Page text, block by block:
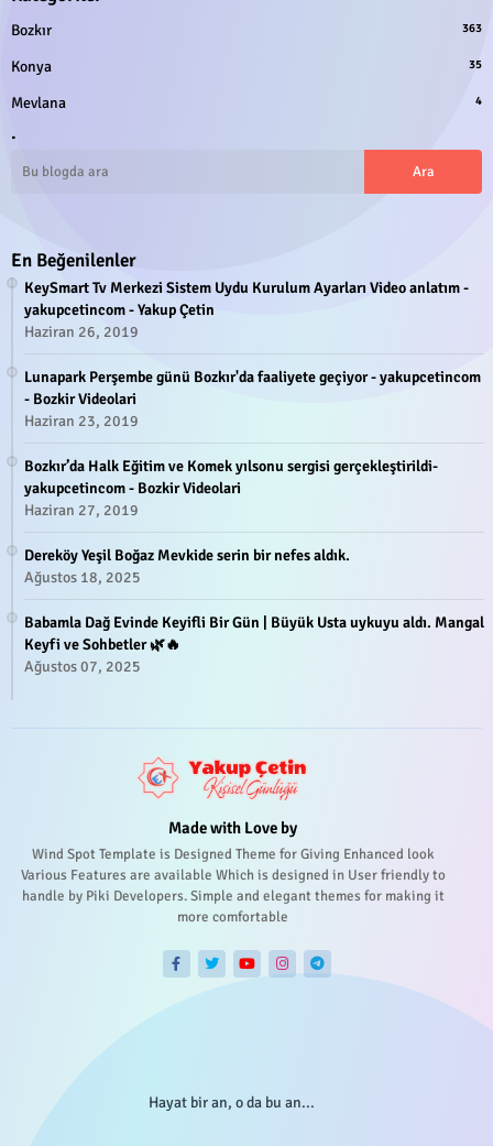
Bozkır 363
Konya 35
Mevlana 4
.
En Beğenilenler
KeySmart Tv Merkezi Sistem Uydu Kurulum Ayarları Video anlatım -
yakupcetincom - Yakup Çetin
Haziran 26, 2019
Lunapark Perşembe günü Bozkır'da faaliyete geçiyor - yakupcetincom
- Bozkir Videolari
Haziran 23, 2019
Bozkır’da Halk Eğitim ve Komek yılsonu sergisi gerçekleştirildi-
yakupcetincom - Bozkir Videolari
Haziran 27, 2019
Dereköy Yeşil Boğaz Mevkide serin bir nefes aldık.
Ağustos 18, 2025
Babamla Dağ Evinde Keyifli Bir Gün | Büyük Usta uykuyu aldı. Mangal
Keyfi ve Sohbetler 🌿🔥
Ağustos 07, 2025
Made with Love by
Wind Spot Template is Designed Theme for Giving Enhanced look
Various Features are available Which is designed in User friendly to
handle by Piki Developers. Simple and elegant themes for making it
more comfortable
Hayat bir an, o da bu an...